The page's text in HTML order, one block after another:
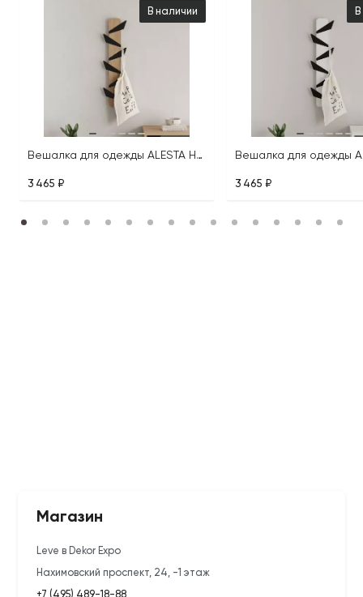
В наличии
Вешалка для одежды ALESTA HANGER
3 465 ₽ 3 465 ₽
Магазин
Leve в Dekor Expo
Нахимовский проспект, 24, -1 этаж
+7 (495) 489-18-88